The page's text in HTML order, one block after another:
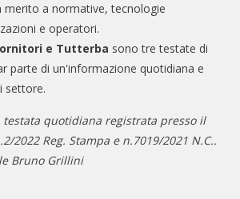
merito a normative, tecnologie
e operatori.
e Tutterba sono tre testate di
parte di un'informazione quotidiana e
settore.
quotidiana registrata presso il
2022 Reg. Stampa e n.7019/2021 N.C..
Bruno Grillini